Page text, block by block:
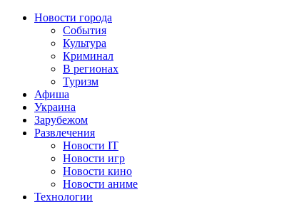
Новости города
События
Культура
Криминал
В регионах
Туризм
Афиша
Украина
Зарубежом
Развлечения
Новости IT
Новости игр
Новости кино
Новости аниме
Технологии